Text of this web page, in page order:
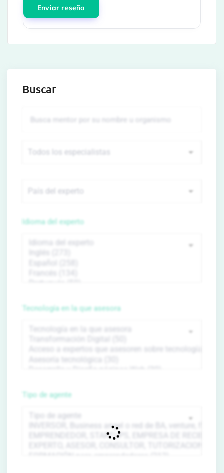
Buscar
Idioma del experto
Tecnología en la que asesora
Tipo de agente